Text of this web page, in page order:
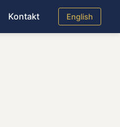
Kontakt English